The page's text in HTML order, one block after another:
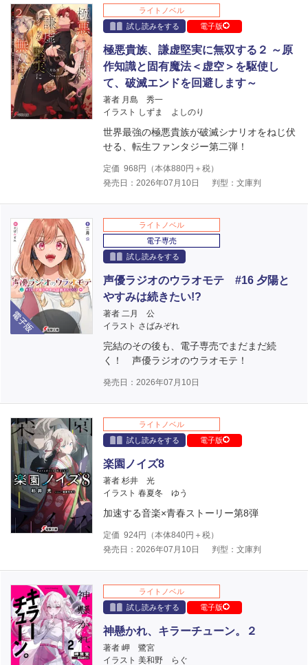
ライトノベル
試し読みをする
電子版
極悪貴族、謙虚堅実に無双する２ ～原
作知識と固有魔法＜虚空＞を駆使し
て、破滅エンドを回避します～
著者 月島 秀一
イラスト しずま よしのり
世界最強の極悪貴族が破滅シナリオをねじ伏
せる、転生ファンタジー第二弾！
定価 968 円（本体880円＋税）
発売日：2026年07月10日
判型：文庫判
電子版
ライトノベル
電子専売
試し読みをする
声優ラジオのウラオモテ #16 夕陽と
やすみは続きたい!?
著者 二月 公
イラスト さばみぞれ
完結のその後も、電子専売でまだまだ続
く！ 声優ラジオのウラオモテ！
発売日：2026年07月10日
ライトノベル
試し読みをする
電子版
楽園ノイズ8
著者 杉井 光
イラスト 春夏冬 ゆう
加速する音楽×青春ストーリー第8弾
定価 924円（本体840円＋税）
発売日：2026年07月10日
判型：文庫判
ライトノベル
試し読みをする
電子版
神懸かれ、キラーチューン。２
著者 岬 鷺宮
イラスト 美和野 らぐ